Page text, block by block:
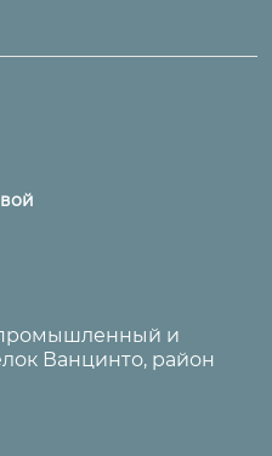
и
Ванцинто, район